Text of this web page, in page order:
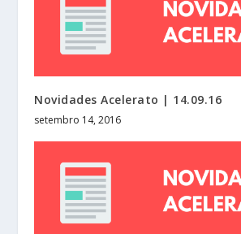
Novidades Acelerato | 14.09.16
setembro 14, 2016